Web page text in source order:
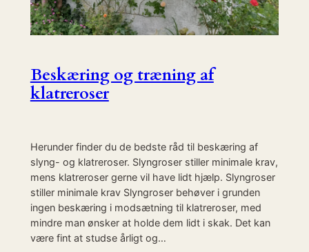
Beskæring og træning af
klatreroser
Herunder finder du de bedste råd til beskæring af
slyng- og klatreroser. Slyngroser stiller minimale krav,
mens klatreroser gerne vil have lidt hjælp. Slyngroser
stiller minimale krav Slyngroser behøver i grunden
ingen beskæring i modsætning til klatreroser, med
mindre man ønsker at holde dem lidt i skak. Det kan
være fint at studse årligt og…